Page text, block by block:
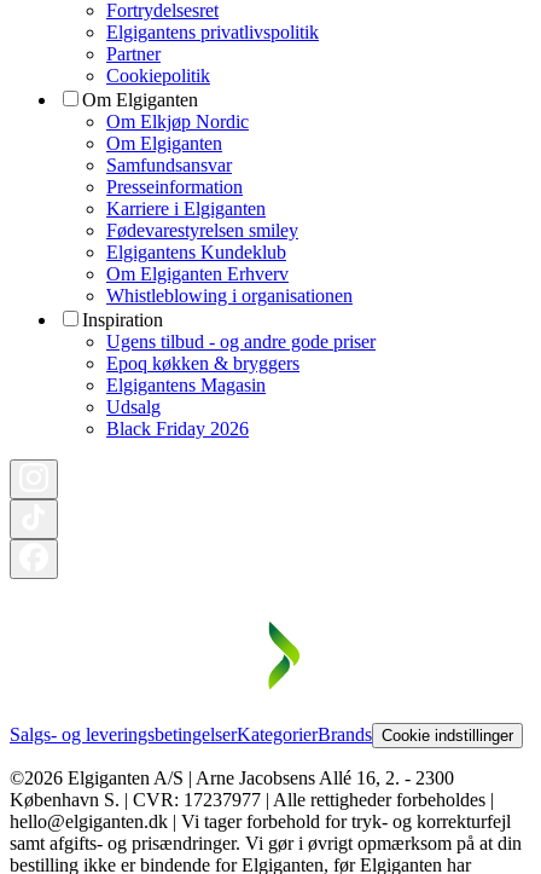
Fortrydelsesret
Elgigantens privatlivspolitik
Partner
Cookiepolitik
Om Elgiganten
Om Elkjøp Nordic
Om Elgiganten
Samfundsansvar
Presseinformation
Karriere i Elgiganten
Fødevarestyrelsen smiley
Elgigantens Kundeklub
Om Elgiganten Erhverv
Whistleblowing i organisationen
Inspiration
Ugens tilbud - og andre gode priser
Epoq køkken & bryggers
Elgigantens Magasin
Udsalg
Black Friday 2026
Salgs- og leveringsbetingelserKategorierBrands Cookie indstillinger
©2026 Elgiganten A/S | Arne Jacobsens Allé 16, 2. - 2300
København S. | CVR: 17237977 | Alle rettigheder forbeholdes |
hello@elgiganten.dk | Vi tager forbehold for tryk- og korrekturfejl
samt afgifts- og prisændringer. Vi gør i øvrigt opmærksom på at din
bestilling ikke er bindende for Elgiganten, før Elgiganten har